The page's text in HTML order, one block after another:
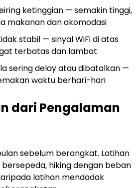
ketinggian — semakin tinggi,
makanan dan akomodasi
stabil — sinyal WiFi di atas
terbatas dan lambat
sering delay atau dibatalkan —
waktu berhari-hari
dari Pengalaman
sebelum berangkat. Latihan
hiking dengan beban
latihan mendadak